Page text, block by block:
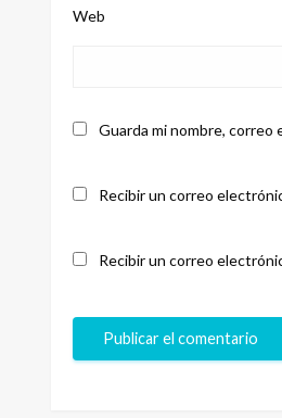
Web
Guarda mi nombre, correo
Recibir un correo
Recibir un correo